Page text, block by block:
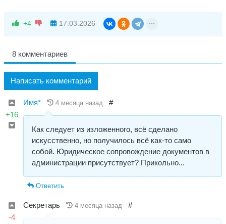
+4 17.03.2026
8 комментариев
Написать комментарий
+16
Имя* 4 месяца назад #
Как следует из изложенного, всё сделано
искусственно, но получилось всё как-то само
собой. Юридическое сопровождение документов в
администрации присутствует? Прикольно...
Ответить
-4
Секретарь 4 месяца назад #